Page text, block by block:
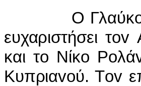
Ο Γλαύκoς
ευχαριστήσει
και τo Νίκo
Κυπριαvoύ. Τov